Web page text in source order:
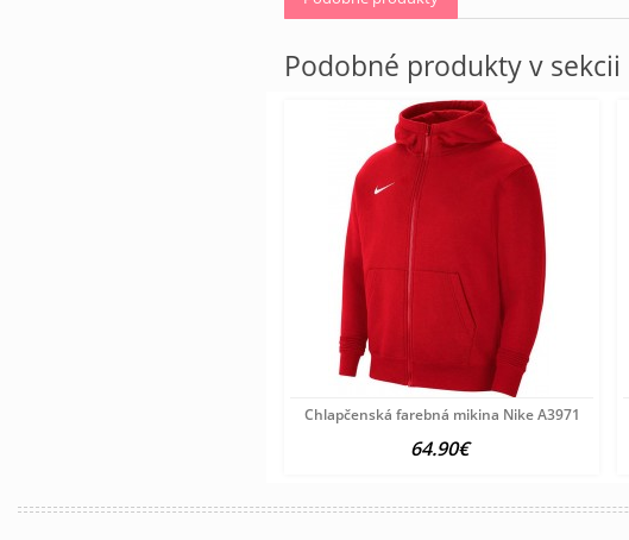
Podobné produkty v sekcii
Chlapčenská farebná mikina Nike A3971
64.90€